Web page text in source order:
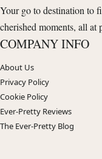
Your go to destination to
cherished moments, all at
COMPANY INFO
About Us
Privacy Policy
Cookie Policy
Ever-Pretty Reviews
The Ever-Pretty Blog